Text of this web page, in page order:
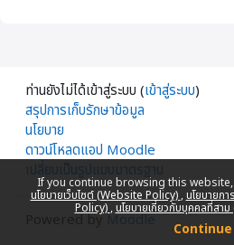
If you continue browsing this
นโยบายเว็บไซต์ (Website Policy) นโยบายก
Policy) นโยบายเกี่ยวกับบุคคลที่ส
Continue
ท่านยังไม่ได้เข้าสู่ระบบ (เข้าสู่ระบบ)
สรุปการเก็บรักษาข้อมูล
นโยบาย
ดาวน์โหลดแอป Moodle
เปลี่ยนเป็นรูปแบบมาตรฐาน
Powered byMoodle